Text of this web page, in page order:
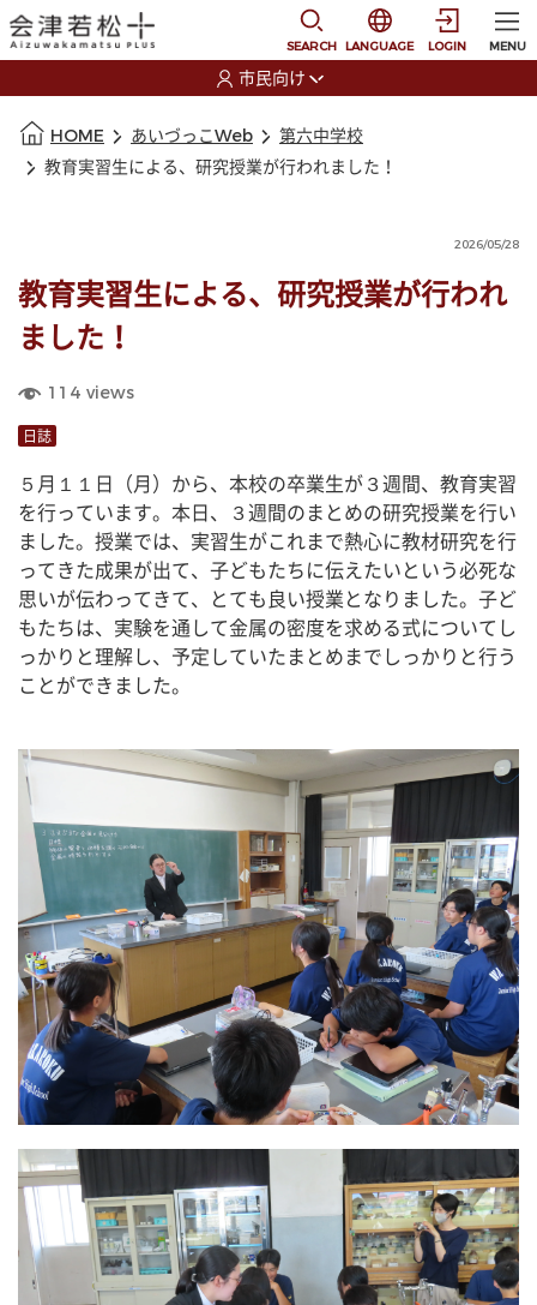
SEARCH
選択すると言語の切
LANGUAGE LOGIN MENU
市民向け
HOME あいづっこWeb
第六中学校
教育実習生による、研究授業が行われました！
2026/05/28
教育実習生による、研究授業が行われ
ました！
114 views
日誌
５月１１日（月）から、本校の卒業生が３週間、教育実習
を行っています。本日、３週間のまとめの研究授業を行い
ました。授業では、実習生がこれまで熱心に教材研究を行
ってきた成果が出て、子どもたちに伝えたいという必死な
思いが伝わってきて、とても良い授業となりました。子ど
もたちは、実験を通して金属の密度を求める式についてし
っかりと理解し、予定していたまとめまでしっかりと行う
ことができました。